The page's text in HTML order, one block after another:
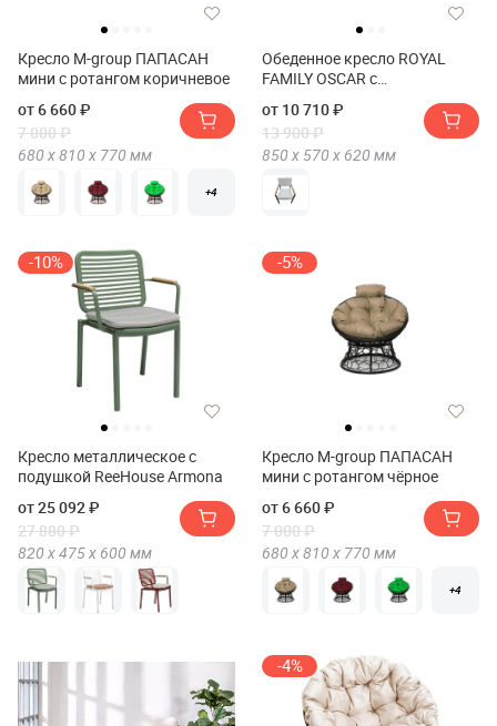
Кресло M-group ПАПАСАН
мини с ротангом коричневое
от 6 660 ₽
7 000 ₽
680 х810 х 770 мм
+4
Обеденное кресло ROYAL
FAMILY OSCAR с
поливуда
от 10 710 ₽
13 900 ₽
850 х 570 х 620 мм
-10%
Кресло металлическое с
подушкой ReeHouse Armona
от 25 092 ₽
27 880 ₽
820 х475 х 600 мм
-5%
Кресло M-group ПАПАСАН
мини с ротангом чёрное
от 6 660 ₽
7 000 ₽
680 х810 х 770 мм
+4
-4%